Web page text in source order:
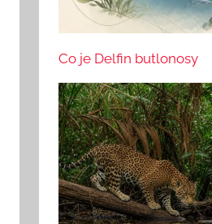
Co je Delfin butlonosy